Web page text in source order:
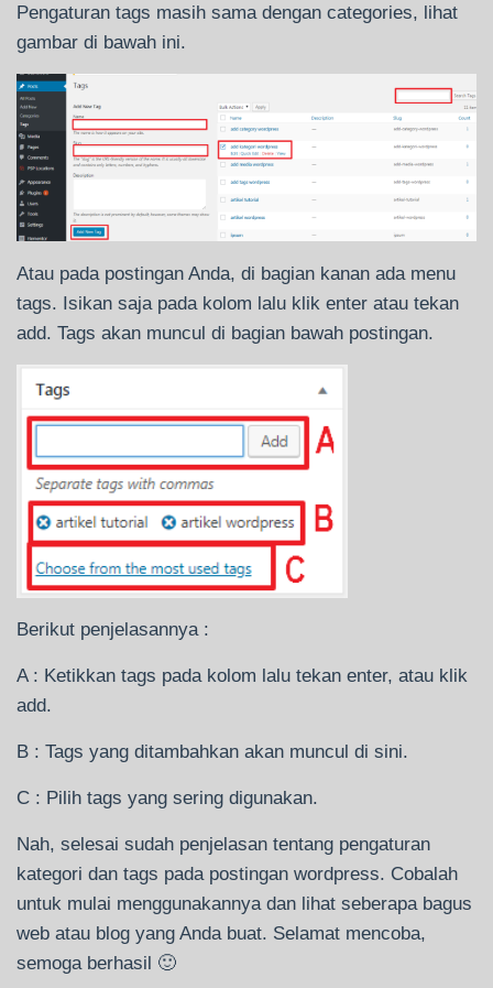
Pengaturan tags masih sama dengan categories, lihat
gambar di bawah ini.
Atau pada postingan Anda, di bagian kanan ada menu
tags. Isikan saja pada kolom lalu klik enter atau tekan
add. Tags akan muncul di bagian bawah postingan.
Berikut penjelasannya :
A : Ketikkan tags pada kolom lalu tekan enter, atau klik
add.
B : Tags yang ditambahkan akan muncul di sini.
C : Pilih tags yang sering digunakan.
Nah, selesai sudah penjelasan tentang pengaturan
kategori dan tags pada postingan wordpress. Cobalah
untuk mulai menggunakannya dan lihat seberapa bagus
web atau blog yang Anda buat. Selamat mencoba,
semoga berhasil 🙂